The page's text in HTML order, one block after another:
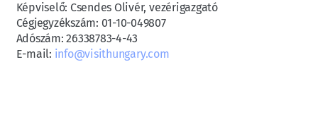
Képviselő: Csendes Olivér, vezérigazgató
Cégjegyzékszám: 01-10-049807
Adószám: 26338783-4-43
E-mail: info@visithungary.com